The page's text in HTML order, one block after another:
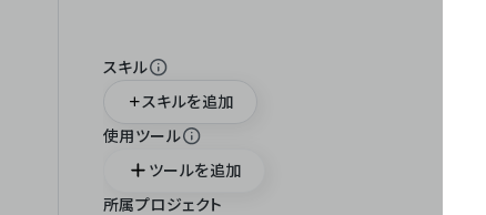
スキル
スキルを追加
使用ツール
ツールを追加
所属プロジェクト